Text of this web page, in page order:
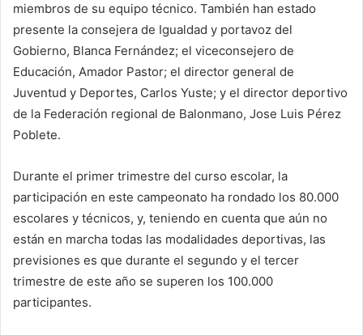
miembros de su equipo técnico. También han estado
presente la consejera de Igualdad y portavoz del
Gobierno, Blanca Fernández; el viceconsejero de
Educación, Amador Pastor; el director general de
Juventud y Deportes, Carlos Yuste; y el director deportivo
de la Federación regional de Balonmano, Jose Luis Pérez
Poblete.
Durante el primer trimestre del curso escolar, la
participación en este campeonato ha rondado los 80.000
escolares y técnicos, y, teniendo en cuenta que aún no
están en marcha todas las modalidades deportivas, las
previsiones es que durante el segundo y el tercer
trimestre de este año se superen los 100.000
participantes.